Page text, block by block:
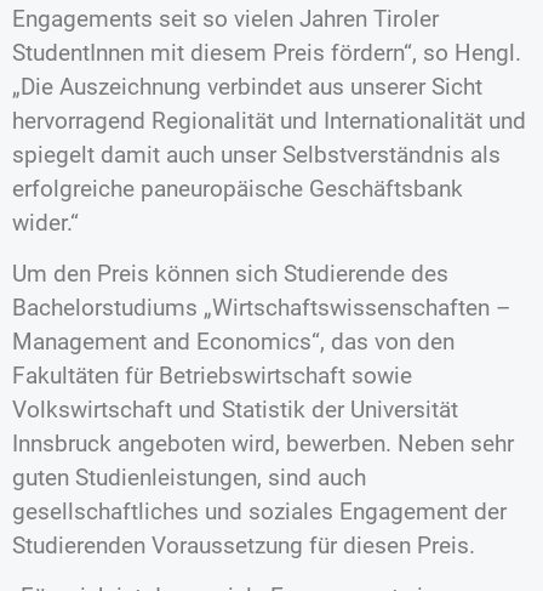
Engagements seit so vielen Jahren Tiroler
StudentInnen mit diesem Preis fördern“, so Hengl.
„Die Auszeichnung verbindet aus unserer Sicht
hervorragend Regionalität und Internationalität und
spiegelt damit auch unser Selbstverständnis als
erfolgreiche paneuropäische Geschäftsbank
wider.“
Um den Preis können sich Studierende des
Bachelorstudiums „Wirtschaftswissenschaften –
Management and Economics“, das von den
Fakultäten für Betriebswirtschaft sowie
Volkswirtschaft und Statistik der Universität
Innsbruck angeboten wird, bewerben. Neben sehr
guten Studienleistungen, sind auch
gesellschaftliches und soziales Engagement der
Studierenden Voraussetzung für diesen Preis.